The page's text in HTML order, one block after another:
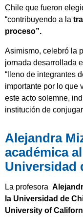
Chile que fueron
“contribuyendo a la
proceso”.
Asimismo, celebró la
jornada desarrollada
“lleno de integrantes
importante por lo que
este acto solemne,
institución de
Alejandra
académica
Universidad
La profesora
la Universidad de
University of